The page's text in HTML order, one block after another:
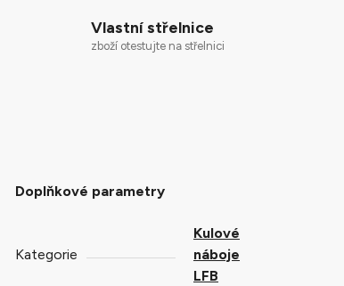
Vlastní střelnice
zboží otestujte na střelnici
Doplňkové parametry
Kategorie
Kulové
náboje
LFB